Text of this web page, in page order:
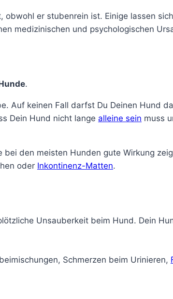
er stubenrein ist. Einige lassen
medizinischen und psychologischen
.
Auf keinen Fall darfst Du Deinen Hund
Dein Hund nicht lange alleine sein muss
den meisten Hunden gute Wirkung
oder Inkontinenz-Matten.
Unsauberkeit beim Hund. Dein
Schmerzen beim Urinieren,